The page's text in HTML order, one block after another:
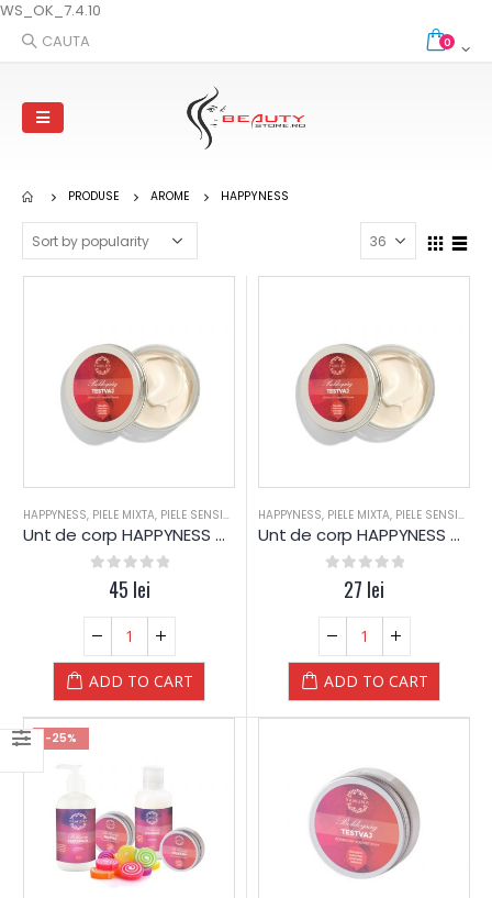
WS_OK_7.4.10
CAUTA
0
PRODUSE AROME HAPPYNESS
HAPPYNESS, PIELE MIXTA, PIELE SENSIBILA PIELE USCATA ,TEN DESHIDRATAT,UNT CORP
Unt de corp HAPPYNESS – 200 ml – Yamuna
out of 5
45 lei
ADD TO CART
HAPPYNESS, PIELE MIXTA, PIELE SENSIBILA
Unt de corp HAPPYNESS – 50 ml – Yamuna
out of 5
27 lei
ADD TO CART
-25%